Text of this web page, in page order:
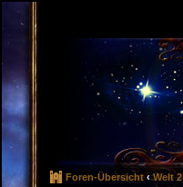
Foren-Übersicht ‹ Welt 2